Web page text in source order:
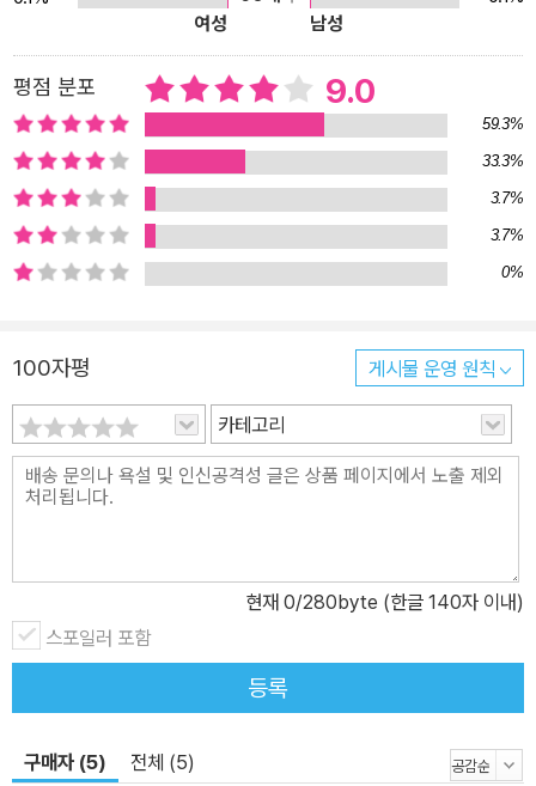
여성
남성
평점 분포 9.0
59.3%
33.3%
3.7%
3.7%
0%
100자평 게시물 운영 원칙
카테고리
현재 0/280byte (한글 140자 이내)
스포일러 포함
등록
구매자 (5) 전체 (5)